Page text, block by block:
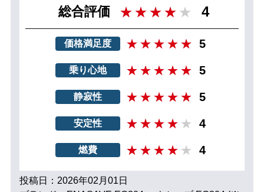
総合評価 4
価格満足度 5
乗り心地 5
静寂性 5
安定性 4
燃費 4
投稿日：2026年02月01日